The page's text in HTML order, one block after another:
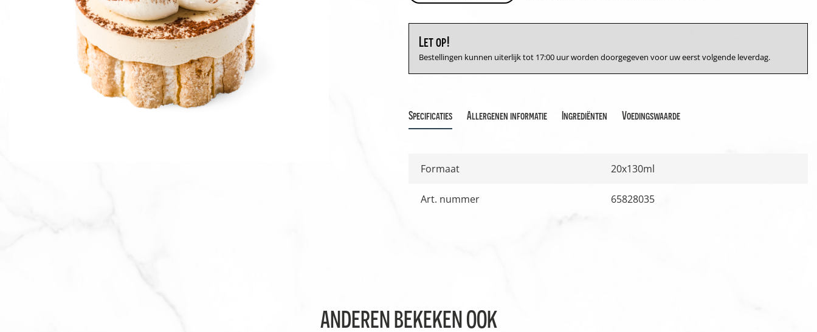
Let op!
Bestellingen kunnen uiterlijk tot 17:00 uur worden doorgegeven voor uw eerst volgende leverdag.
Specificaties Allergenen informatie Ingrediënten Voedingswaarde
Formaat 20x130ml
Art. nummer 65828035
ANDEREN BEKEKEN OOK